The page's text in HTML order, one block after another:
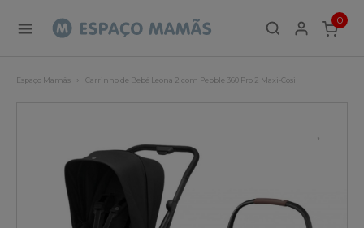
0
ITEMS
Espaço Mamãs Carrinho de Bebé Leona 2 com Pebble 360 Pro 2 Maxi-Cosi